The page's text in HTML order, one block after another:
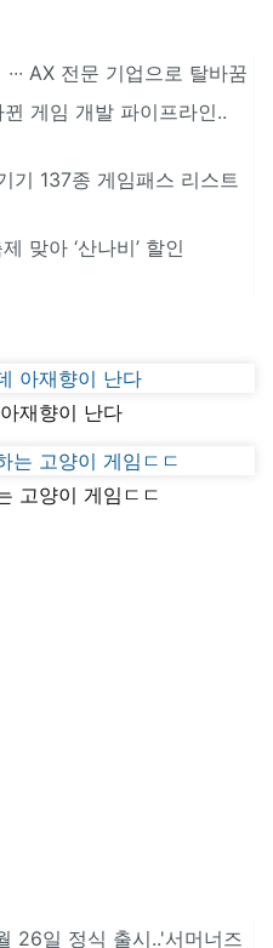
AX 전문 기업으로 탈바꿈
게임 개발 파이프라인..
기 137종 게임패스 리스트
맞아 ‘산나비’ 할인
재향이 난다
고양이 게임ㄷㄷ
26일 정식 출시..'서머너즈